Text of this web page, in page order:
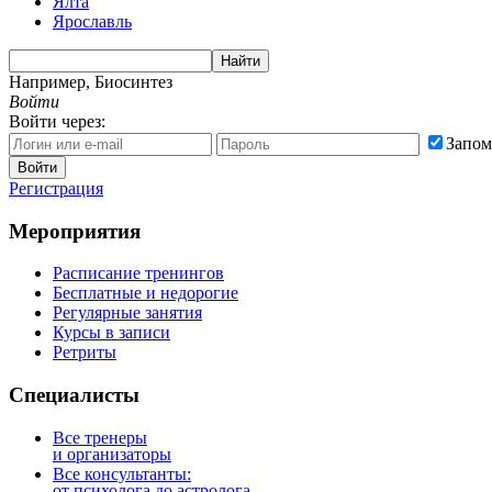
Ярославль
Найти
Например, Биосинтез
Войти
Войти через:
Войти
Регистрация
Мероприятия
Расписание тренингов
Бесплатные и недорогие
Регулярные занятия
Курсы в записи
Ретриты
Специалисты
Все тренеры
и организаторы
Все консультанты: